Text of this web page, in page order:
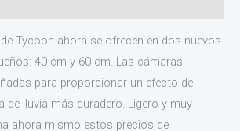
Tycoon ahora se ofrecen en dos nuevos
40 cm y 60 cm. Las cámaras
para proporcionar un efecto de
de lluvia más duradero. Ligero y muy
ahora mismo estos precios de